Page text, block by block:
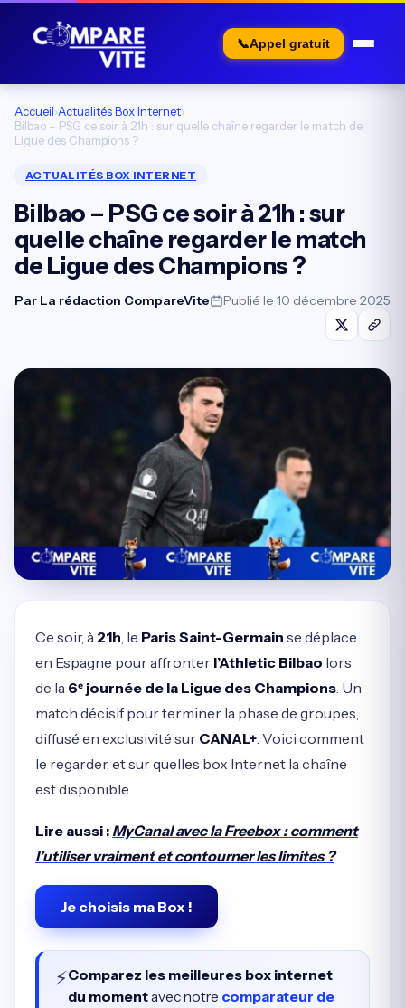
📞Appel gratuit
Accueil›Actualités Box Internet›
Bilbao – PSG ce soir à 21h : sur quelle chaîne regarder le match de
Ligue des Champions ?
ACTUALITÉS BOX INTERNET
Bilbao – PSG ce soir à 21h : sur
quelle chaîne regarder le match
de Ligue des Champions ?
Par La rédaction CompareVite Publié le 10 décembre 2025
Ce soir, à 21h , le Paris Saint-Germain se déplace
en Espagne pour affronter l’Athletic Bilbao lors
de la 6ᵉ journée de la Ligue des Champions . Un
match décisif pour terminer la phase de groupes,
diffusé en exclusivité sur CANAL+ . Voici comment
le regarder, et sur quelles box Internet la chaîne
est disponible.
Lire aussi : MyCanal avec la Freebox : comment
l’utiliser vraiment et contourner les limites ?
Je choisis ma Box !
⚡Comparez les meilleures box internet
du momentavec notre comparateur de